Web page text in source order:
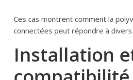
Ces cas montrent comment la
connectées peut répondre à divers
Installation